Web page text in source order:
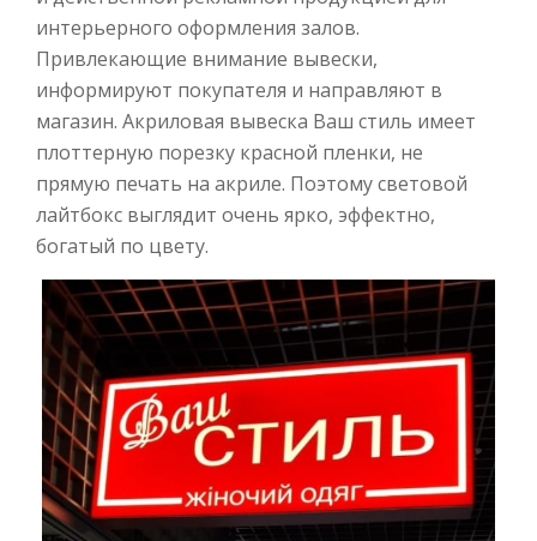
интерьерного оформления залов.
Привлекающие внимание вывески,
информируют покупателя и направляют в
магазин. Акриловая вывеска Ваш стиль имеет
плоттерную порезку красной пленки, не
прямую печать на акриле. Поэтому световой
лайтбокс выглядит очень ярко, эффектно,
богатый по цвету.